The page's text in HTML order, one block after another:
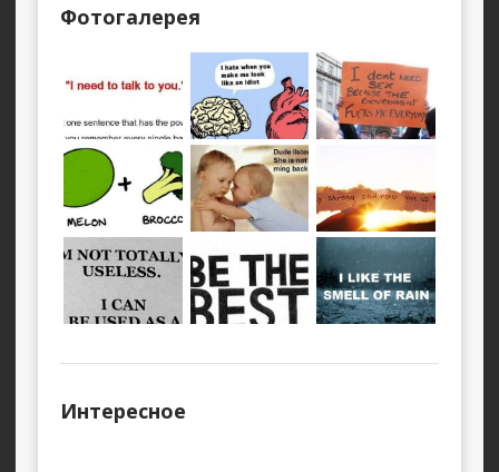
Фотогалерея
Интересное